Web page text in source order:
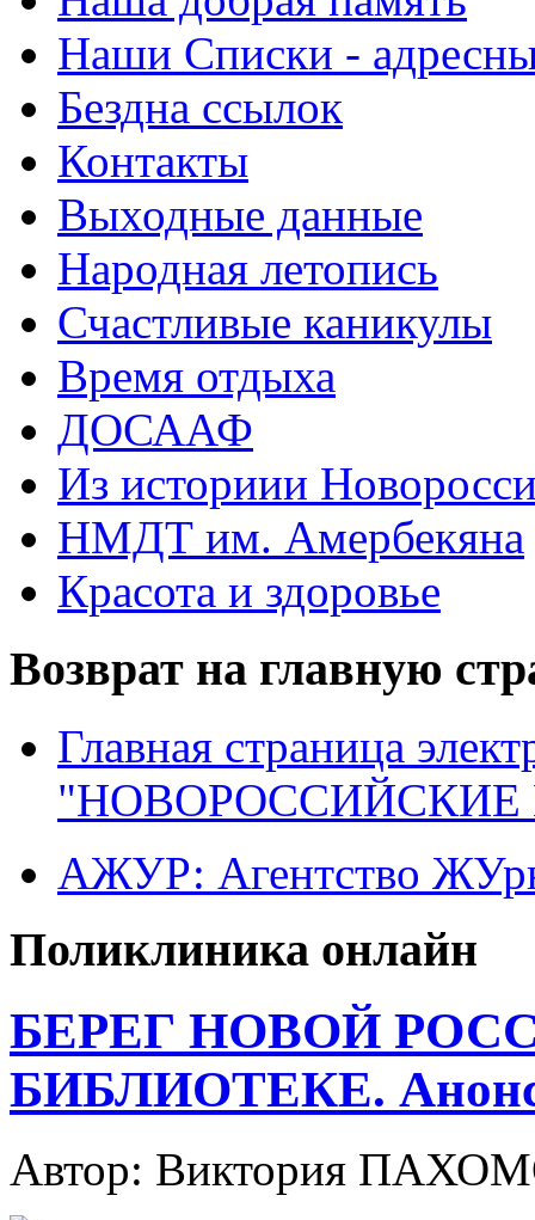
Наши Списки -
Бездна ссылок
Контакты
Выходные данные
Народная летопись
Счастливые каникулы
Время отдыха
ДОСААФ
Из историии
НМДТ им. Амербекяна
Красота и здоровье
Возврат на главную
Главная страница
"НОВОРОССИЙСКИЕ
АЖУР: Агентство
Поликлиника онлайн
БЕРЕГ НОВОЙ
БИБЛИОТЕКЕ. Анонс
Автор: Виктория